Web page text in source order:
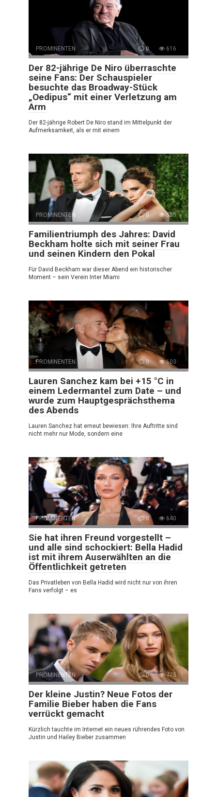
PROMINENTEN 0 616
Der 82-jährige De Niro überraschte
seine Fans: Der Schauspieler
besuchte das Broadway-Stück
„Oedipus“ mit einer Verletzung am
Arm
Der 82-jährige Robert De Niro stand im Mittelpunkt der
Aufmerksamkeit, als er mit einem
PROMINENTEN 0 525
Familientriumph des Jahres: David
Beckham holte sich mit seiner Frau
und seinen Kindern den Pokal
Für David Beckham war dieser Abend ein historischer
Moment – sein Verein Inter Miami
PROMINENTEN 0 603
Lauren Sanchez kam bei +15 °C in
einem Ledermantel zum Date – und
wurde zum Hauptgesprächsthema
des Abends
Lauren Sanchez hat erneut bewiesen: Ihre Auftritte sind
nicht mehr nur Mode, sondern eine
PROMINENTEN 0 640
Sie hat ihren Freund vorgestellt –
und alle sind schockiert: Bella Hadid
ist mit ihrem Auserwählten an die
Öffentlichkeit getreten
Das Privatleben von Bella Hadid wird nicht nur von ihren
Fans verfolgt – es
PROMINENTEN 0 475
Der kleine Justin? Neue Fotos der
Familie Bieber haben die Fans
verrückt gemacht
Kürzlich tauchte im Internet ein neues rührendes Foto von
Justin und Hailey Bieber zusammen